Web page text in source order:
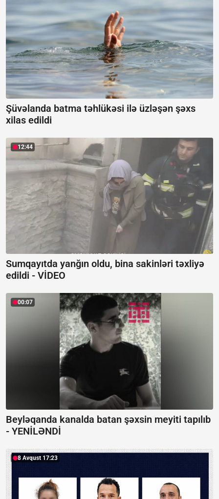
Şüvəlanda batma təhlükəsi ilə üzləşən şəxs
xilas edildi
12:44
Sumqayıtda yanğın oldu, bina sakinləri təxliyə
edildi - VİDEO
00:07
Beyləqanda kanalda batan şəxsin meyiti tapılıb
- YENİLƏNDİ
8 Avqust 17:23